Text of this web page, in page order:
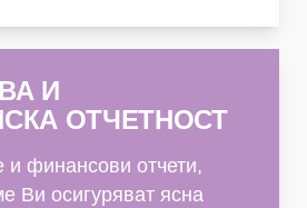
И
ОТЧЕТНОСТ
и финансови отчети,
Ви осигуряват ясна